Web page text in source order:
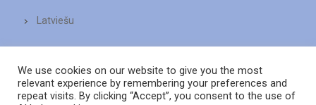
Latviešu
We use cookies on our website to give you the most
relevant experience by remembering your preferences and
repeat visits. By clicking “Accept”, you consent to the use of